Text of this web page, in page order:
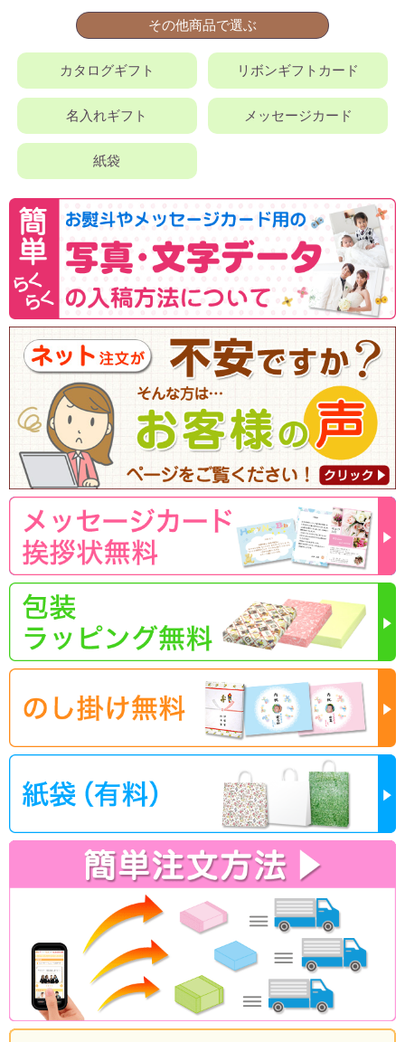
その他商品で選ぶ
カタログギフト リボンギフトカード
名入れギフト メッセージカード
紙袋